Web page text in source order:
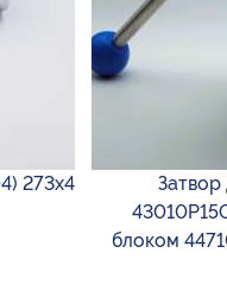
273х4
блоком